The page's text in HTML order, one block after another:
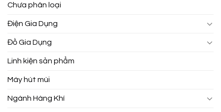
Chưa phân loại
Điện Gia Dụng
Đồ Gia Dụng
Linh kiện sản phẩm
Máy hút mùi
Ngành Hàng Khí